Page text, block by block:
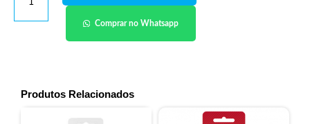
Comprar no Whatsapp
Produtos Relacionados